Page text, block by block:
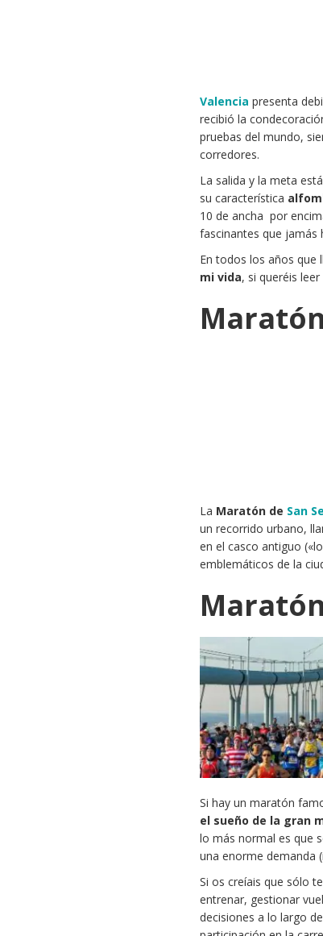
Valencia presenta
recibió la
pruebas del mundo,
corredores.
La salida y la meta
su característica
10 de ancha por
fascinantes que jamás
En todos los años que
mi vida, si queréis
La Maratón de San
un recorrido urbano,
en el casco antiguo
emblemáticos de la
Si hay un maratón
el sueño de la gran
lo más normal es que
una enorme demanda
Si os creíais que sólo
entrenar, gestionar
decisiones a lo largo